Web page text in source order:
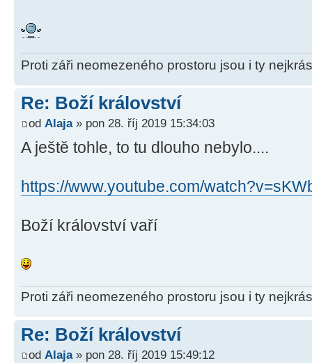
Proti záři neomezeného prostoru jsou i ty
Re: Boží království
od Alaja» pon 28. říj 2019 15:34:03
A ještě tohle, to tu dlouho nebylo....
https://www.youtube.com/
Boží království vaří
Proti záři neomezeného prostoru jsou i ty
Re: Boží království
od Alaja» pon 28. říj 2019 15:49:12